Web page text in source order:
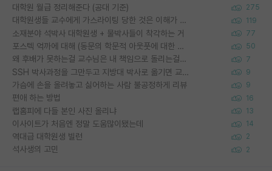
대학원 월급 정리해준다 (공대 기준) 275
대학원생들 교수에게 가스라이팅 당한 것은 이해가 갑니다. 안타깝네요. 119
소재분야 석박사 대학원생 + 물박사들이 착각하는 거 77
포스텍 억까에 대해 (동문의 학문적 아웃풋에 대한 반박) 50
왜 후배가 못하는걸 교수님은 내 책임으로 돌리는걸까요? 7
SSH 박사과정을 그만두고 지방대 박사로 옮기면 교수의 꿈은 끝일까요? 9
가슴에 손을 올려놓고 싫어하는 사람 불공정하게 리뷰 9
편애 하는 방법 16
랩홈피에 다들 본인 사진 올리냐 13
이사이트가 처음엔 정말 도움많이됐는데 14
역대급 대학원생 빌런 2
석사생의 고민 2